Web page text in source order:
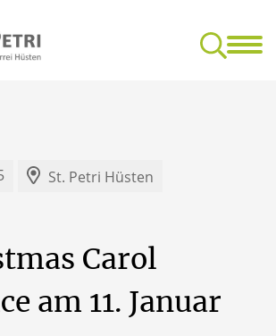
St. Petri Hüsten
Carol
am 11. Januar